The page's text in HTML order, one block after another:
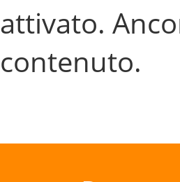
attivato.
contenuto.